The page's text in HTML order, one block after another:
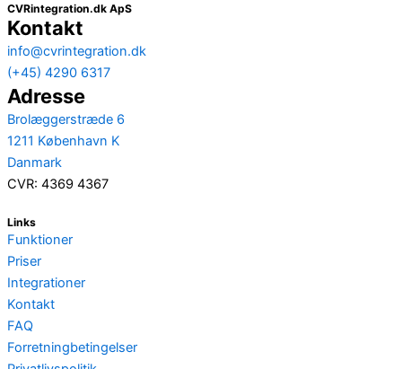
CVRintegration.dk ApS
Kontakt
info@cvrintegration.dk
(+45) 4290 6317
Adresse
Brolæggerstræde 6
1211 København K
Danmark
CVR: 4369 4367
Links
Funktioner
Priser
Integrationer
Kontakt
FAQ
Forretningbetingelser